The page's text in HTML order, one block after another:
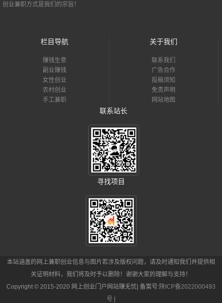
创业兼职方式是我们的宗旨！
栏目导航
赚钱生意
副业赚钱
女性创业
农村创业
手工兼职
关于我们
联系我们
广告合作
投稿须知
免责声明
网站地图
联系站长
寻找项目
本站涵盖的网上兼职创业信息与图片若涉及版权问题，请及时通知我们并提供相
关证明材料，我们将及时予以删除！谢谢大家的理解与支持！
Copyright © 2015-2020 网上创业门户网站赚无忧| 备案号:陕ICP备2022000493
号 |